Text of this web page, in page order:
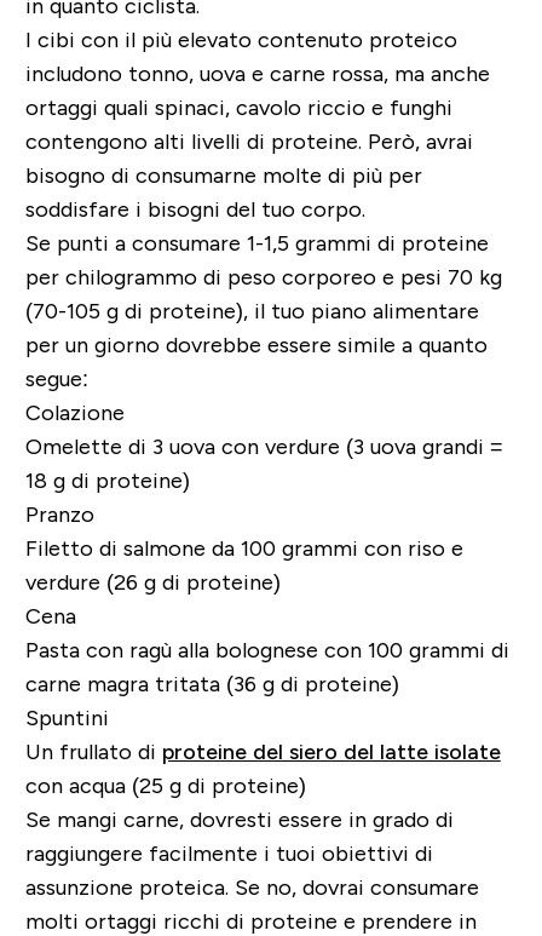
in quanto ciclista.
I cibi con il più elevato contenuto proteico
includono tonno, uova e carne rossa, ma anche
ortaggi quali spinaci, cavolo riccio e funghi
contengono alti livelli di proteine. Però, avrai
bisogno di consumarne molte di più per
soddisfare i bisogni del tuo corpo.
Se punti a consumare 1-1,5 grammi di proteine
per chilogrammo di peso corporeo e pesi 70 kg
(70-105 g di proteine), il tuo piano alimentare
per un giorno dovrebbe essere simile a quanto
segue:
Colazione
Omelette di 3 uova con verdure (3 uova grandi =
18 g di proteine)
Pranzo
Filetto di salmone da 100 grammi con riso e
verdure (26 g di proteine)
Cena
Pasta con ragù alla bolognese con 100 grammi di
carne magra tritata (36 g di proteine)
Spuntini
Un frullato di proteine del siero del latte isolate
con acqua (25 g di proteine)
Se mangi carne, dovresti essere in grado di
raggiungere facilmente i tuoi obiettivi di
assunzione proteica. Se no, dovrai consumare
molti ortaggi ricchi di proteine e prendere in